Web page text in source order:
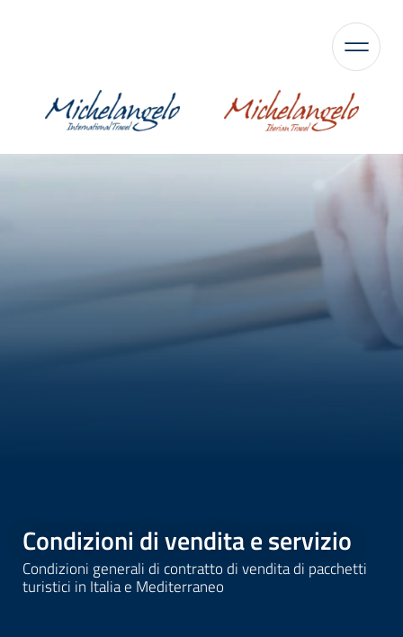
Condizioni di vendita e servizio
Condizioni generali di contratto di vendita di pacchetti
turistici in Italia e Mediterraneo